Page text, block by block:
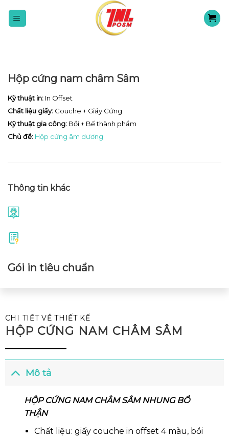
Hộp cứng nam châm Sâm
Kỹ thuật in: In Offset
Chất liệu giấy: Couche + Giấy Cứng
Kỹ thuật gia công: Bồi + Bế thành phẩm
Chủ đề: Hộp cứng âm dương
Thông tin khác
Gói in tiêu chuẩn
CHI TIẾT VỀ THIẾT KẾ
HỘP CỨNG NAM CHÂM SÂM
Mô tả
HỘP CỨNG NAM CHÂM SÂM NHUNG BỔ
THẬN
Chất liệu: giấy couche in offset 4 màu, bồi